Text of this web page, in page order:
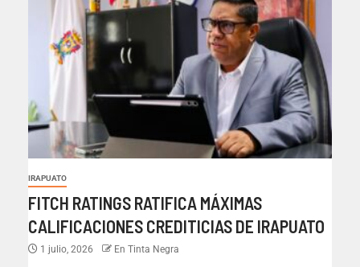
IRAPUATO
FITCH RATINGS RATIFICA MÁXIMAS
CALIFICACIONES CREDITICIAS DE IRAPUATO
1 julio, 2026 En Tinta Negra